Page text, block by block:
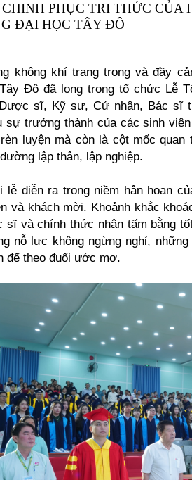
PHỤC TRI THỨC CỦA
ĐẠI HỌC TÂY ĐÔ
không khí trang trọng và đầy
Đô đã long trọng tổ chức Lễ
sĩ, Kỹ sư, Cử nhân, Bác sĩ
sự trưởng thành của các sinh
luyện mà còn là cột mốc
lập thân, lập nghiệp.
lễ diễn ra trong niềm hân hoan
và khách mời. Khoảnh khắc
và chính thức nhận tấm bằng
nỗ lực không ngừng nghỉ,
để theo đuổi ước mơ.